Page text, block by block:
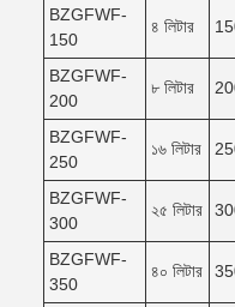
BZGFWF-
150
৪ লিটার
BZGFWF-
200
৮ লিটার
BZGFWF-
250
১৬ লিটার
BZGFWF-
300
২৫ লিটার
BZGFWF-
350
৪০ লিটার